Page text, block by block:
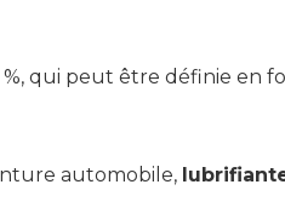
%, qui peut être définie en
automobile,